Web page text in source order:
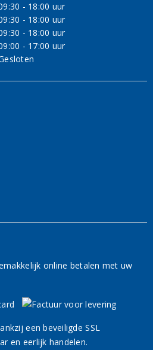
- 18:00 uur
- 18:00 uur
- 18:00 uur
- 17:00 uur
online betalen met uw
een beveiligde SSL
en eerlijk handelen.